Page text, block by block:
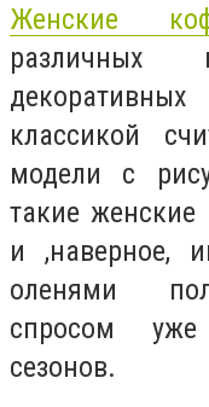
Женские
декоративных
классикой
модели с
такие женские
и ,наверное,
оленями
спросом уже
сезонов.